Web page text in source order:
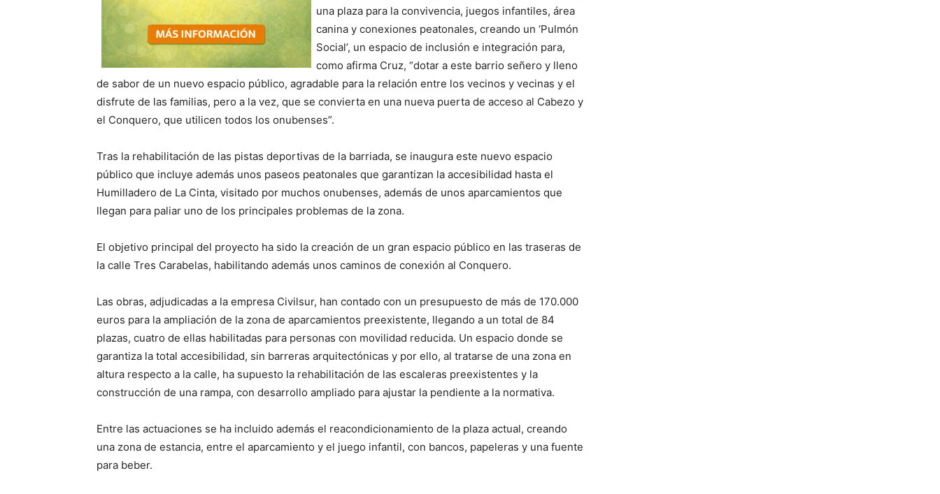
una plaza para la convivencia, juegos infantiles, área
canina y conexiones peatonales, creando un ‘Pulmón
Social’, un espacio de inclusión e integración para,
como afirma Cruz, “dotar a este barrio señero y lleno
de sabor de un nuevo espacio público, agradable para la relación entre los vecinos y vecinas y el
disfrute de las familias, pero a la vez, que se convierta en una nueva puerta de acceso al Cabezo y
el Conquero, que utilicen todos los onubenses”.
Tras la rehabilitación de las pistas deportivas de la barriada, se inaugura este nuevo espacio
público que incluye además unos paseos peatonales que garantizan la accesibilidad hasta el
Humilladero de La Cinta, visitado por muchos onubenses, además de unos aparcamientos que
llegan para paliar uno de los principales problemas de la zona.
El objetivo principal del proyecto ha sido la creación de un gran espacio público en las traseras de
la calle Tres Carabelas, habilitando además unos caminos de conexión al Conquero.
Las obras, adjudicadas a la empresa Civilsur, han contado con un presupuesto de más de 170.000
euros para la ampliación de la zona de aparcamientos preexistente, llegando a un total de 84
plazas, cuatro de ellas habilitadas para personas con movilidad reducida. Un espacio donde se
garantiza la total accesibilidad, sin barreras arquitectónicas y por ello, al tratarse de una zona en
altura respecto a la calle, ha supuesto la rehabilitación de las escaleras preexistentes y la
construcción de una rampa, con desarrollo ampliado para ajustar la pendiente a la normativa.
Entre las actuaciones se ha incluido además el reacondicionamiento de la plaza actual, creando
una zona de estancia, entre el aparcamiento y el juego infantil, con bancos, papeleras y una fuente
para beber.